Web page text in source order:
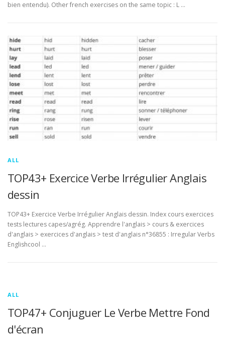
bien entendu). Other french exercises on the same topic : L …
ALL
TOP43+ Exercice Verbe Irrégulier Anglais
dessin
TOP43+ Exercice Verbe Irrégulier Anglais dessin. Index cours exercices
tests lectures capes/agrég. Apprendre l'anglais > cours & exercices
d'anglais > exercices d'anglais > test d'anglais n°36855 : Irregular Verbs
Englishcool …
ALL
TOP47+ Conjuguer Le Verbe Mettre Fond
d'écran